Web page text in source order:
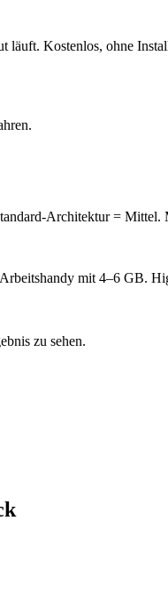
Kostenlos, ohne
Architektur =
mit 4–6 GB.
zu sehen.